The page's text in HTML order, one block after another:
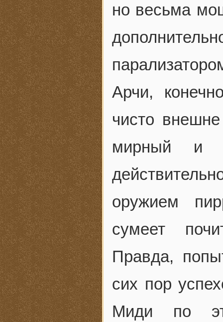
но весьма
Арчи,
чисто
мирный и
оружием
сумеет
Правда,
сих пор
Миди по